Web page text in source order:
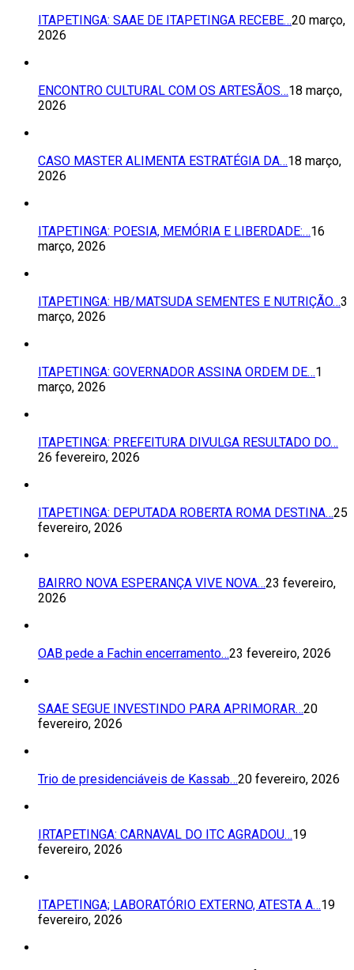
ITAPETINGA: SAAE DE ITAPETINGA RECEBE…20 março,
2026
ENCONTRO CULTURAL COM OS ARTESÃOS…18 março,
2026
CASO MASTER ALIMENTA ESTRATÉGIA DA…18 março,
2026
ITAPETINGA: POESIA, MEMÓRIA E LIBERDADE:…16
março, 2026
ITAPETINGA: HB/MATSUDA SEMENTES E NUTRIÇÃO…3
março, 2026
ITAPETINGA: GOVERNADOR ASSINA ORDEM DE…1
março, 2026
ITAPETINGA: PREFEITURA DIVULGA RESULTADO DO…
26 fevereiro, 2026
ITAPETINGA: DEPUTADA ROBERTA ROMA DESTINA…25
fevereiro, 2026
BAIRRO NOVA ESPERANÇA VIVE NOVA…23 fevereiro,
2026
OAB pede a Fachin encerramento…23 fevereiro, 2026
SAAE SEGUE INVESTINDO PARA APRIMORAR…20
fevereiro, 2026
Trio de presidenciáveis de Kassab…20 fevereiro, 2026
IRTAPETINGA: CARNAVAL DO ITC AGRADOU…19
fevereiro, 2026
ITAPETINGA; LABORATÓRIO EXTERNO, ATESTA A…19
fevereiro, 2026